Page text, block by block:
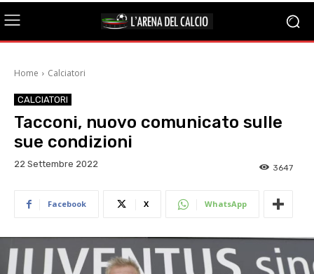
Home Calciatori
CALCIATORI
Tacconi, nuovo comunicato sulle
sue condizioni
22 Settembre 2022 3647
Facebook X WhatsApp